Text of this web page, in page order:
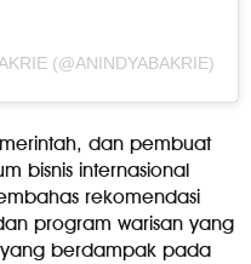
(@ANINDYABAKRIE)
dan pembuat
bisnis internasional
rekomendasi
program warisan yang
berdampak pada